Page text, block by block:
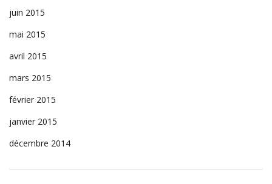
juin 2015
mai 2015
avril 2015
mars 2015
février 2015
janvier 2015
décembre 2014